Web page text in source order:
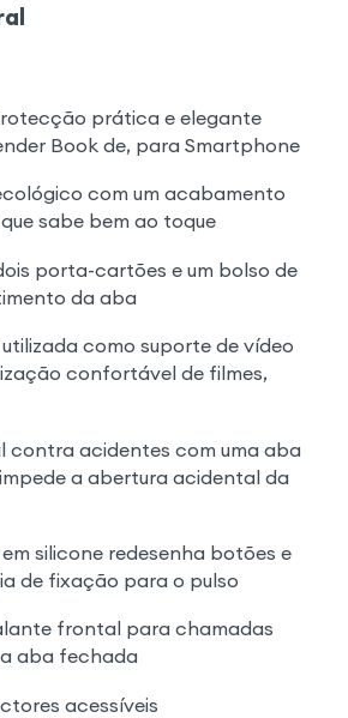
prática e elegante
Book de, para Smartphone
com um acabamento
sabe bem ao toque
porta-cartões e um bolso de
da aba
como suporte de vídeo
confortável de filmes,
acidentes com uma aba
a abertura acidental da
silicone redesenha botões e
de fixação para o pulso
frontal para chamadas
aba fechada
acessíveis